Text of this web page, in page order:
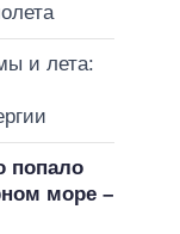
и лета:
попало
море –